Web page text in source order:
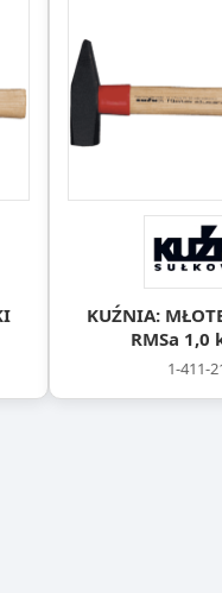
KUŹNIA:
RMSa 1,0
1-411-